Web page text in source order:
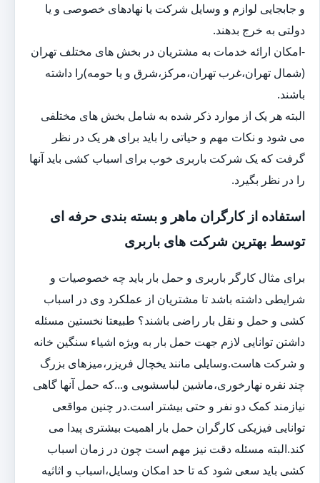
و جابجایی لوازم و وسایل شرکت یا نهادهای خصوصی و یا
دولتی به خرج بدهند.
-امکان ارائه خدمات به مشتریان در بخش های مختلف تهران
(شمال تهران،غرب تهران،مرکز،شرق و یا حومه)را داشته
باشند.
البته هر یک از موارد ذکر شده به شامل بخش های مختلفی
می شود و نکات مهم و حیاتی را باید برای هر یک در نظر
گرفت که یک شرکت باربری خوب برای اسباب کشی باید آنها
را در نظر بگیرد.
استفاده از کارگران ماهر و بسته بندی حرفه ای
توسط بهترین شرکت های باربری
برای مثال کارگر باربری و حمل بار باید چه خصوصیات و
شرایطی داشته باشد تا مشتریان از عملکرد وی در اسباب
کشی و حمل و نقل بار راضی باشند؟ طبیعتا نخستین مسئله
داشتن توانایی لازم جهت حمل بار به ویژه اشیاء سنگین خانه
و شرکت هاست.وسایلی مانند یخچال فریزر،میزهای بزرگ
چند نفره نهارخوری،ماشین لباسشویی و...که حمل آنها گاهی
نیازمند کمک دو نفر و حتی بیشتر است.در چنین مواقعی
توانایی فیزیکی کارگران حمل بار اهمیت بیشتری پیدا می
کند.البته مسئله دقت نیز مهم است چون در زمان اسباب
کشی باید سعی شود که تا حد امکان وسایل،اسباب و اثاثیه